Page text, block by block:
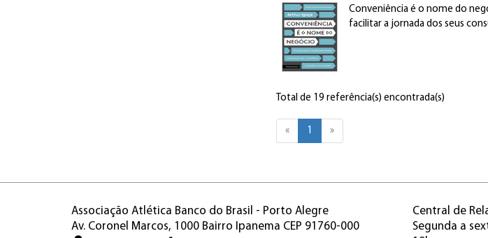
Conveniência é o nome do
facilitar a jornada dos seus
Total de 19 referência(s) encontrada(s)
« 1 »
Associação Atlética Banco do Brasil - Porto Alegre
Av. Coronel Marcos, 1000 Bairro Ipanema CEP 91760-000
Central de
Segunda a